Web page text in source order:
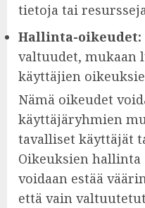
tietoja tai
Hallinta-oikeudet:
valtuudet, mukaan
käyttäjien
Nämä oikeudet
käyttäjäryhmien
tavalliset käyttäjät
Oikeuksien hallinta
voidaan estää
että vain